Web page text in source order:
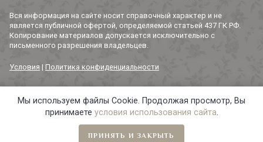
Вся информация на сайте носит справочный характер и не
является публичной офертой, определяемой статьей 437 ГК РФ.
Копирование материалов допускается исключительно с
письменного разрешения владельцев.
Условия | Политика конфиденциальности
© 2014-2026 «3 СОРОКИ». Все права защищены.
Мы используем файлы Cookie. Продолжая просмотр, Вы
принимаете условия использования сайта.
ПРИНЯТЬ И ЗАКРЫТЬ